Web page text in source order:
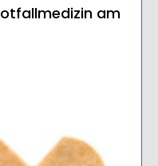
am